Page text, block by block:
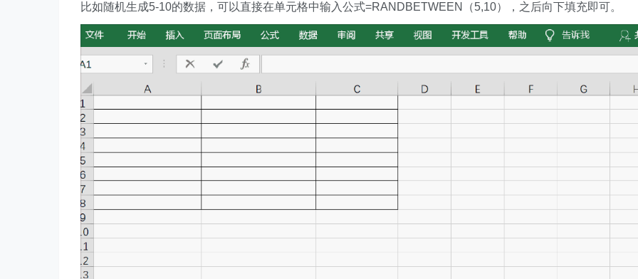
比如随机生成5-10的数据，可以直接在单元格中输入公式=RANDBETWEEN（5,10），之后向下填充即可。